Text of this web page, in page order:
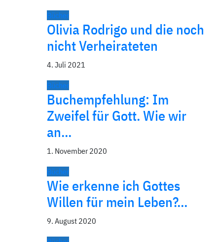
Bücher
Olivia Rodrigo und die noch
nicht Verheirateten
4. Juli 2021
Bücher
Buchempfehlung: Im
Zweifel für Gott. Wie wir
an…
1. November 2020
Bücher
Wie erkenne ich Gottes
Willen für mein Leben?…
9. August 2020